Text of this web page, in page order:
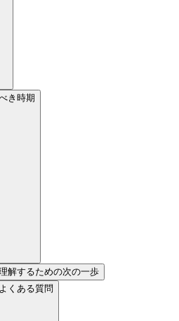
き時期
解するための次の一歩
くある質問